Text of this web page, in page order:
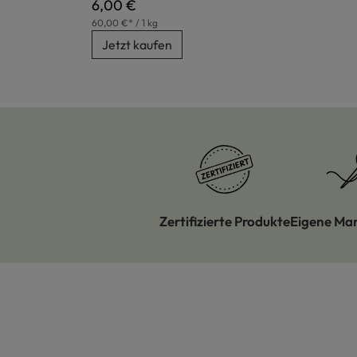
Regulärer Preis:
6,00 €
60,00 €* / 1 kg
Jetzt kaufen
Zertifizierte ProdukteEigene